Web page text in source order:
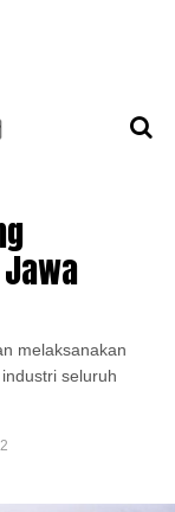
melaksanakan
seluruh